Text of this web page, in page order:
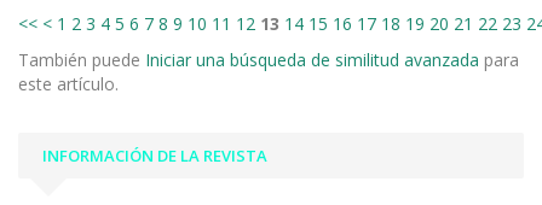
<< < 1 2 3 4 5 6 7 8 9 10 11 12 13 14 15 16 17 18 19 20 21 22 23
También puede Iniciar una búsqueda de similitud avanzada para
este artículo.
INFORMACIÓN DE LA REVISTA